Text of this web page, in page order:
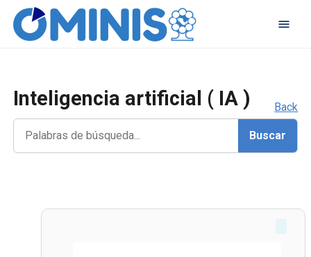
Inteligencia artificial ( IA ) Back